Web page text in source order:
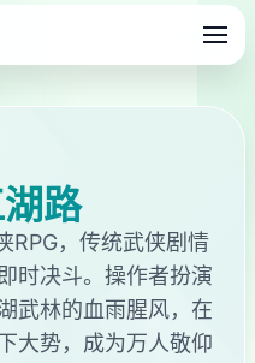
路
RPG，传统武侠剧情
时决斗。操作者扮演
武林的血雨腥风，在
大势，成为万人敬仰